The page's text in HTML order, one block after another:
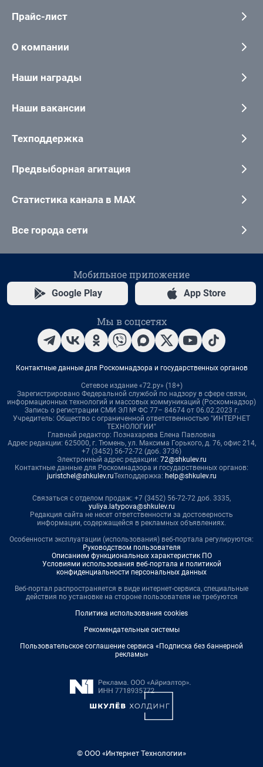
Прайс-лист
О компании
Наши награды
Наши вакансии
Техподдержка
Предвыборная агитация
Статистика канала в MAX
Все города сети
Мобильное приложение
Google Play App Store
Мы в соцсетях
Контактные данные для Роскомнадзора и государственных органов
Сетевое издание «72.ру» (18+)
Зарегистрировано Федеральной службой по надзору в сфере связи,
информационных технологий и массовых коммуникаций (Роскомнадзор)
Запись о регистрации СМИ ЭЛ № ФС 77– 84674 от 06.02.2023 г.
Учредитель: Общество с ограниченной ответственностью "ИНТЕРНЕТ
ТЕХНОЛОГИИ"
Главный редактор: Познахарева Елена Павловна
Адрес редакции: 625000, г. Тюмень, ул. Максима Горького, д. 76, офис 214,
+7 (3452) 56-72-72 (доб. 3736)
Электронный адрес редакции: 72@shkulev.ru
Контактные данные для Роскомнадзора и государственных органов:
juristchel@shkulev.ruТехподдержка: help@shkulev.ru
Связаться с отделом продаж: +7 (3452) 56-72-72 доб. 3335,
yuliya.latypova@shkulev.ru
Редакция сайта не несет ответственности за достоверность
информации, содержащейся в рекламных объявлениях.
Особенности эксплуатации (использования) веб-портала регулируются:
Руководством пользователя
Описанием функциональных характеристик ПО
Условиями использования веб-портала и политикой
конфиденциальности персональных данных
Веб-портал распространяется в виде интернет-сервиса, специальные
действия по установке на стороне пользователя не требуются
Политика использования cookies
Рекомендательные системы
Пользовательское соглашение сервиса «Подписка без баннерной
рекламы»
© ООО «Интернет Технологии»